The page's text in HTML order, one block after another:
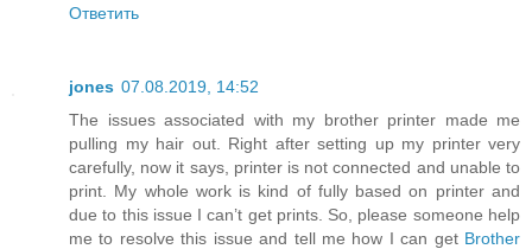
Ответить
jones 07.08.2019, 14:52
The issues associated with my brother printer made me
pulling my hair out. Right after setting up my printer very
carefully, now it says, printer is not connected and unable to
print. My whole work is kind of fully based on printer and
due to this issue I can’t get prints. So, please someone help
me to resolve this issue and tell me how I can get Brother